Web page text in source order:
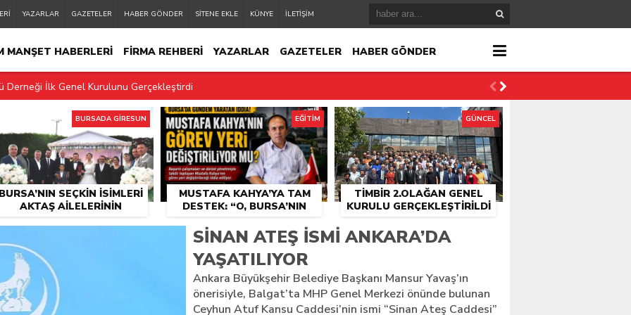
YAZARLAR GAZETELER HABER GÖNDER SİTENE EKLE KÜNYE İLETİŞİM
MANŞET HABERLERİ FİRMA REHBERİ YAZARLAR GAZETELER HABER GÖNDER
KÜNYE İLETİŞİM
Derneği İlk Genel Kurulunu Gerçekleştirdi
Aktaş Ailelerinin Düğününde Buluştu
“O, Bursa’nın Değeridir”
Gerçekleştirildi
Piknik Şöleni Yoğun Katılımla Gerçekleşti
Festivali 29.Otçu Göçü Yayla Festivali Görecik Yaylası’nda Başlıyor
Horonla Başlayan Piknik Şöleni, Geleceğe Atılan Temellerle Taçlandı
Yaylada Değil, Bursa’da da Gösterilmeli
Başladı: Görecik Yaylasında Büyük Buluşma”
BURSA’NIN SEÇKIN İSIMLERI
AKTAŞ AILELERININ
BURSADA GİRESUN
MUSTAFA KAHYA’YA TAM
DESTEK: “O, BURSA’NIN
EĞİTİM
TİMBİR 2.OLAĞAN GENEL
KURULU GERÇEKLEŞTIRILDI
GÜNCEL
SINAN ATEŞ İSMI ANKARA’DA
YAŞATILIYOR
Ankara Büyükşehir Belediye Başkanı Mansur Yavaş’ın
önerisiyle, Balgat’ta MHP Genel Merkezi önünde bulunan
Ceyhun Atuf Kansu Caddesi’nin ismi “Sinan Ateş Caddesi”